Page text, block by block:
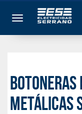
Toggle navigation
metálicas